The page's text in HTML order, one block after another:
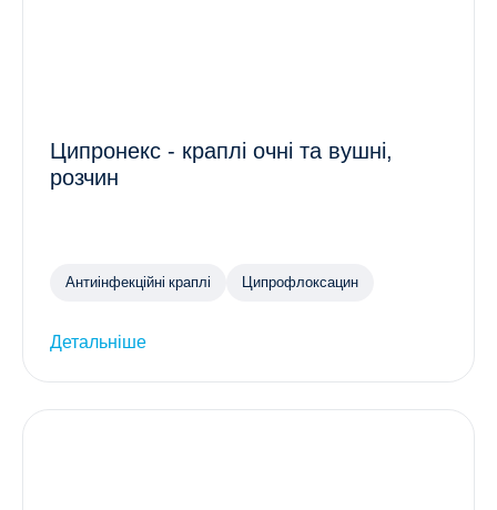
Ципронекс - краплі очні та вушні,
розчин
Антиінфекційні краплі Ципрофлоксацин
Детальніше